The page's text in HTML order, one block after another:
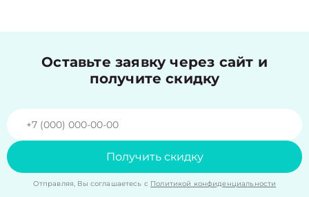
Оставьте заявку через сайт и
получите скидку
Получить скидку
Отправляя, Вы соглашаетесь с Политикой конфиденциальности